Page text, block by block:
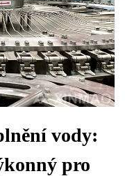
vody:
pro